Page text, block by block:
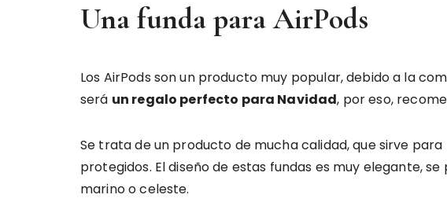
Una funda para AirPods
Los AirPods son un producto muy popular, debido a la
será un regalo perfecto para Navidad, por eso,
Se trata de un producto de mucha calidad, que sirve
protegidos. El diseño de estas fundas es muy elegante,
marino o celeste.